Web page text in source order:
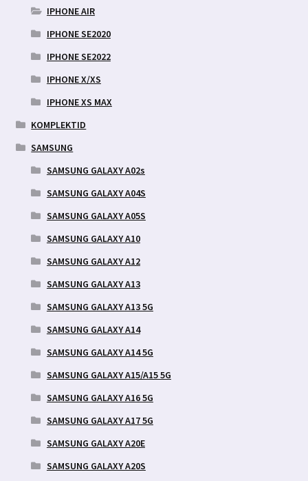
IPHONE AIR
IPHONE SE2020
IPHONE SE2022
IPHONE X/XS
IPHONE XS MAX
KOMPLEKTID
SAMSUNG
SAMSUNG GALAXY A02s
SAMSUNG GALAXY A04S
SAMSUNG GALAXY A05S
SAMSUNG GALAXY A10
SAMSUNG GALAXY A12
SAMSUNG GALAXY A13
SAMSUNG GALAXY A13 5G
SAMSUNG GALAXY A14
SAMSUNG GALAXY A14 5G
SAMSUNG GALAXY A15/A15 5G
SAMSUNG GALAXY A16 5G
SAMSUNG GALAXY A17 5G
SAMSUNG GALAXY A20E
SAMSUNG GALAXY A20S